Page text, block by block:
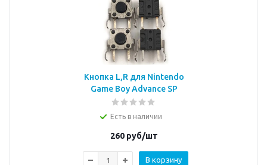
Кнопка L,R для Nintendo
Game Boy Advance SP
Есть в наличии
260руб/шт
В корзину